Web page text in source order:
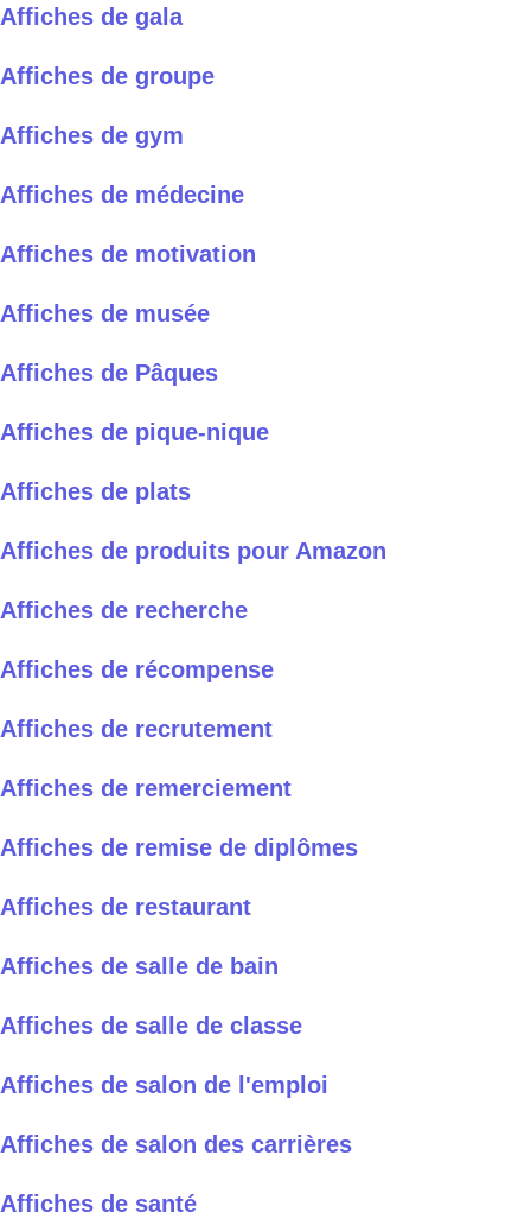
Affiches de gala
Affiches de groupe
Affiches de gym
Affiches de médecine
Affiches de motivation
Affiches de musée
Affiches de Pâques
Affiches de pique-nique
Affiches de plats
Affiches de produits pour Amazon
Affiches de recherche
Affiches de récompense
Affiches de recrutement
Affiches de remerciement
Affiches de remise de diplômes
Affiches de restaurant
Affiches de salle de bain
Affiches de salle de classe
Affiches de salon de l'emploi
Affiches de salon des carrières
Affiches de santé